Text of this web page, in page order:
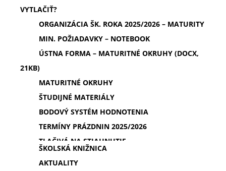
VYTLAČIŤ?
ORGANIZÁCIA ŠK. ROKA 2025/2026 – MATURITY
MIN. POŽIADAVKY – NOTEBOOK
ÚSTNA FORMA – MATURITNÉ OKRUHY (DOCX,
21KB)
MATURITNÉ OKRUHY
ŠTUDIJNÉ MATERIÁLY
BODOVÝ SYSTÉM HODNOTENIA
TERMÍNY PRÁZDNIN 2025/2026
TLAČIVÁ NA STIAHNUTIE
ŠKOLSKÁ KNIŽNICA
AKTUALITY